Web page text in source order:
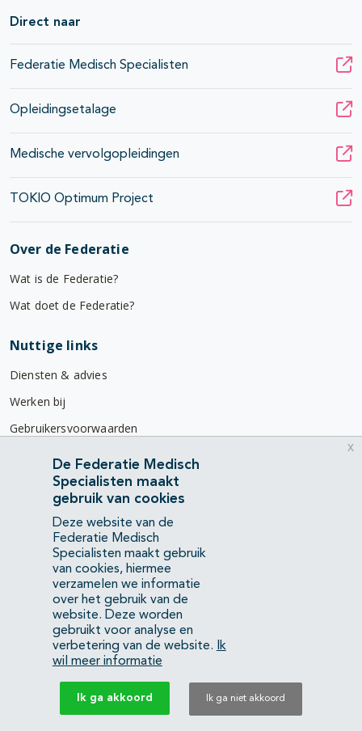
Direct naar
Federatie Medisch Specialisten
Opleidingsetalage
Medische vervolgopleidingen
TOKIO Optimum Project
Over de Federatie
Wat is de Federatie?
Wat doet de Federatie?
Nuttige links
Diensten & advies
Werken bij
Gebruikersvoorwaarden
Privacyverklaring
Contact
Mercatorlaan 1200
3528 BL Utrecht
(088) 505 34 34
info@richtlijnendatabase.nl
YouTubeLinkedIn
KvK Federatie Medisch Specialisten:40483480
Privacyverklaring
De Federatie Medisch
Specialisten maakt
gebruik van cookies
Deze website van de
Federatie Medisch
Specialisten maakt gebruik
van cookies, hiermee
verzamelen we informatie
over het gebruik van de
website. Deze worden
gebruikt voor analyse en
verbetering van de website.
Ik
wil meer informatie
Ik ga akkoord Ik ga niet akkoord
x